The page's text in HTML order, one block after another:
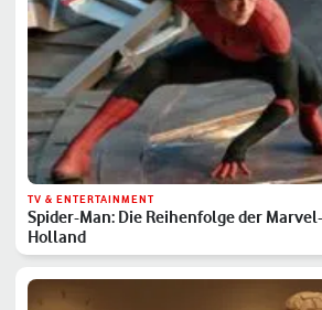
TV & ENTERTAINMENT
Spider-Man: Die Reihenfolge der
Holland